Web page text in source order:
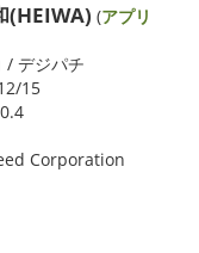
(HEIWA) (アプリ
/ デジパチ
15
Corporation